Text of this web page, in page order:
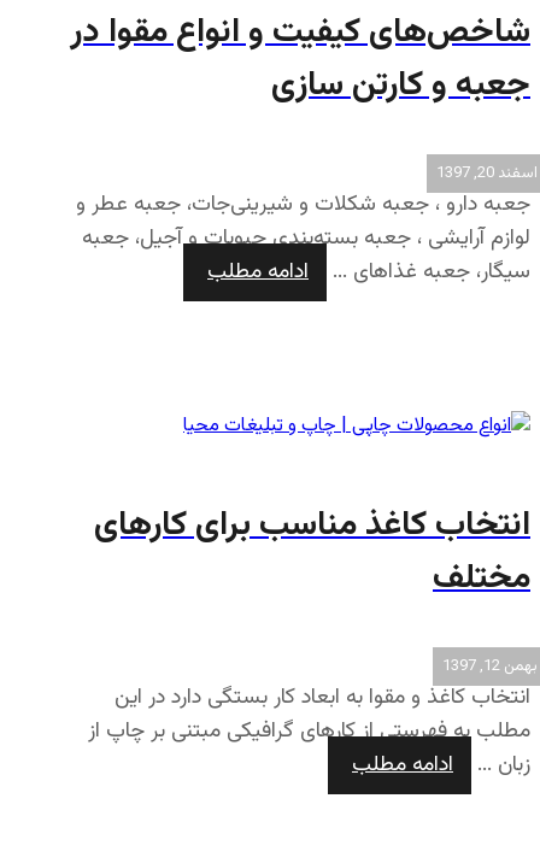
شاخص‌های کیفیت و انواع مقوا در
جعبه و کارتن سازی
اسفند 20, 1397
جعبه دارو ، جعبه شکلات و شیرینی‌جات، جعبه عطر و
لوازم آرایشی ، ‌جعبه بسته‌بندی حبوبات و آجیل، جعبه
سیگار، جعبه غذاهای ...
ادامه مطلب
انتخاب کاغذ مناسب برای کارهای
مختلف
بهمن 12, 1397
انتخاب کاغذ و مقوا به ابعاد کار بستگی دارد در این
مطلب به فهرستی از کارهای گرافیکی مبتنی بر چاپ از
زبان ...
ادامه مطلب